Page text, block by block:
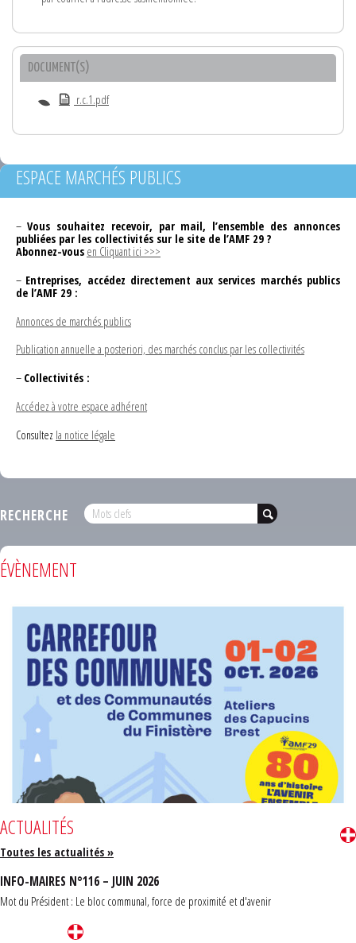
DOCUMENT(S)
r.c.1.pdf
ESPACE MARCHÉS PUBLICS
– Vous souhaitez recevoir, par mail, l’ensemble des annonces
publiées par les collectivités sur le site de l’AMF 29 ?
Abonnez-vous en Cliquant ici >>>
– Entreprises, accédez directement aux services marchés publics
de l’AMF 29 :
Annonces de marchés publics
Publication annuelle a posteriori, des marchés conclus par les collectivités
– Collectivités :
Accédez à votre espace adhérent
Consultez la notice légale
RECHERCHE
ÉVÈNEMENT
ACTUALITÉS
Toutes les actualités »
INFO-MAIRES N°116 – JUIN 2026
Mot du Président : Le bloc communal, force de proximité et d'avenir